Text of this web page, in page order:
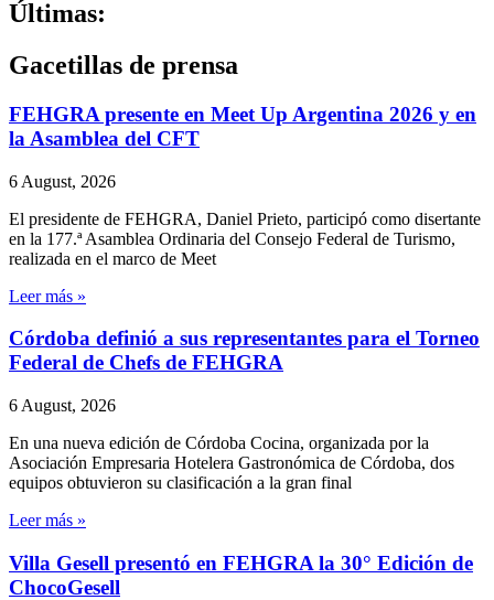
Últimas:
Gacetillas de prensa
FEHGRA presente en Meet Up Argentina 2026 y en
la Asamblea del CFT
6 August, 2026
El presidente de FEHGRA, Daniel Prieto, participó como disertante
en la 177.ª Asamblea Ordinaria del Consejo Federal de Turismo,
realizada en el marco de Meet
Leer más »
Córdoba definió a sus representantes para el Torneo
Federal de Chefs de FEHGRA
6 August, 2026
En una nueva edición de Córdoba Cocina, organizada por la
Asociación Empresaria Hotelera Gastronómica de Córdoba, dos
equipos obtuvieron su clasificación a la gran final
Leer más »
Villa Gesell presentó en FEHGRA la 30° Edición de
ChocoGesell